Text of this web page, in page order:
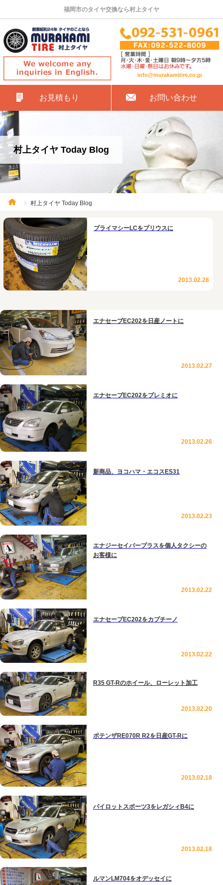
福岡市のタイヤ交換なら村上タイヤ
info@murakamitire.co.jp
お見積もり お問い合わせ
村上タイヤ Today Blog
村上タイヤ Today Blog
プライマシーLCをプリウスに
2013.02.28
エナセーブEC202を日産ノートに
2013.02.27
エナセーブEC202をプレミオに
2013.02.26
新商品、ヨコハマ・エコスES31
2013.02.23
エナジーセイバープラスを個人タクシーの
お客様に
2013.02.22
エナセーブEC202をカプチーノ
2013.02.22
R35 GT-Rのホイール、ローレット加工
2013.02.20
ポテンザRE070R R2を日産GT-Rに
2013.02.18
パイロットスポーツ3をレガシィB4に
2013.02.18
ルマンLM704をオデッセイに